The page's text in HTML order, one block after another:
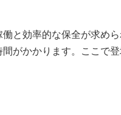
と効率的な保全が求め
がかかります。ここで